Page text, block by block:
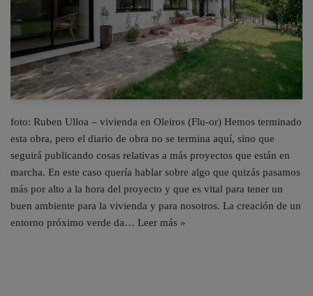
foto: Ruben Ulloa – vivienda en Oleiros (Flu-or) Hemos terminado
esta obra, pero el diario de obra no se termina aquí, sino que
seguirá publicando cosas relativas a más proyectos que están en
marcha. En este caso quería hablar sobre algo que quizás pasamos
más por alto a la hora del proyecto y que es vital para tener un
buen ambiente para la vivienda y para nosotros. La creación de un
entorno próximo verde da… Leer más »